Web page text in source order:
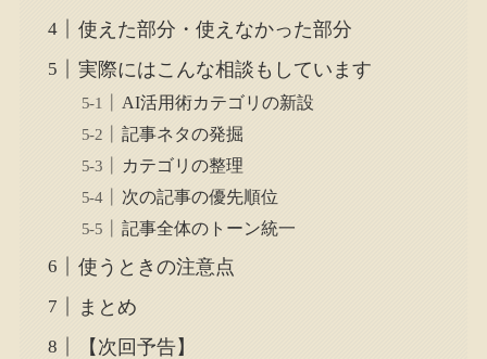
使えた部分・使えなかった部分
実際にはこんな相談もしています
AI活用術カテゴリの新設
記事ネタの発掘
カテゴリの整理
次の記事の優先順位
記事全体のトーン統一
使うときの注意点
まとめ
【次回予告】